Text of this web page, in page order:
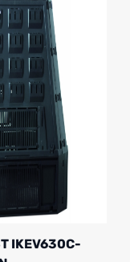
IKEV630C-